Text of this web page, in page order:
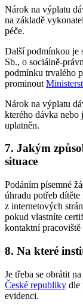
Nárok na výplatu
na základě
péče.
Další podmínkou je
Sb., o sociálně-
podmínku trvalého
prominout
Nárok na výplatu
kterého dávka
uplatněn.
7. Jakým
situace
Podáním písemné
úhradu potřeb
z internetových
pokud vlastníte
kontaktní
8. Na které
Je třeba se obrátit
České republiky dle
evidenci.